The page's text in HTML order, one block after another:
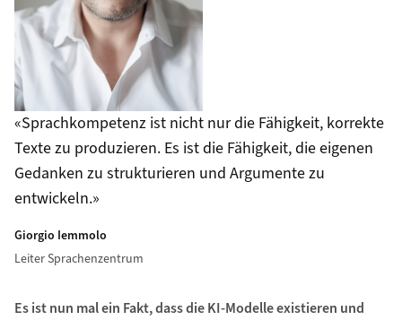
Sprachkompetenz ist nicht nur die Fähigkeit, korrekte
Texte zu produzieren. Es ist die Fähigkeit, die eigenen
Gedanken zu strukturieren und Argumente zu
entwickeln.
Giorgio Iemmolo
Leiter Sprachenzentrum
Es ist nun mal ein Fakt, dass die KI-Modelle existieren und